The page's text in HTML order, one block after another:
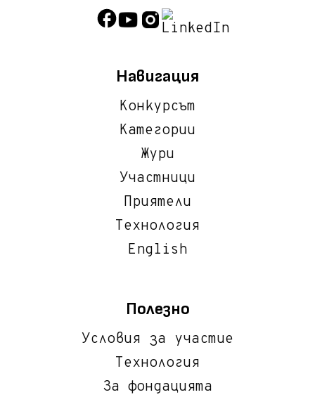
Навигация
Конкурсът
Категории
Жури
Участници
Приятели
Технология
English
Полезно
Условия за участие
Технология
За фондацията